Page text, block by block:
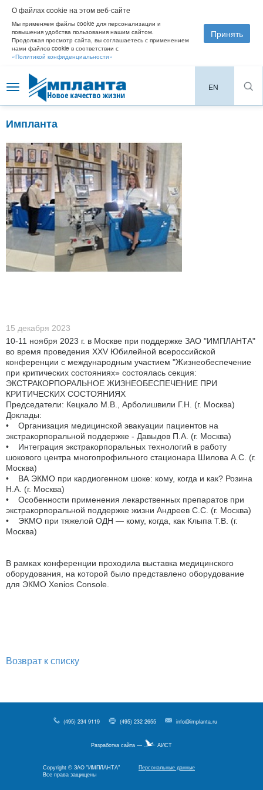
О файлах cookie на этом веб-сайте
Мы применяем файлы cookie для персонализации и
повышения удобства пользования нашим сайтом.
Продолжая просмотр сайта, вы соглашаетесь с применением
нами файлов cookie в соответствии с
«Политикой конфиденциальности»
Принять
Toggle
navigation
EN
Импланта
15 декабря 2023
10-11 ноября 2023 г. в Москве при поддержке ЗАО "ИМПЛАНТА"
во время проведения XXV Юбилейной всероссийской
конференции с международным участием "Жизнеобеспечение
при критических состояниях» состоялась секция:
ЭКСТРАКОРПОРАЛЬНОЕ ЖИЗНЕОБЕСПЕЧЕНИЕ ПРИ
КРИТИЧЕСКИХ СОСТОЯНИЯХ
Председатели: Кецкало М.В., Арболишвили Г.Н. (г. Москва)
Доклады:
• Организация медицинской эвакуации пациентов на
экстракорпоральной поддержке - Давыдов П.А. (г. Москва)
• Интеграция экстракорпоральных технологий в работу
шокового центра многопрофильного стационара Шилова А.С. (г.
Москва)
• ВА ЭКМО при кардиогенном шоке: кому, когда и как? Розина
Н.А. (г. Москва)
• Особенности применения лекарственных препаратов при
экстракорпоральной поддержке жизни Андреев С.С. (г. Москва)
• ЭКМО при тяжелой ОДН — кому, когда, как Клыпа Т.В. (г.
Москва)
В рамках конференции проходила выставка медицинского
оборудования, на которой было представлено оборудование
для ЭКМО Xenios Console.
Возврат к списку
(495) 234 9119 (495) 232 2655 info@implanta.ru
Разработка сайта — АИСТ
Copyright © ЗАО "ИМПЛАНТА"
Все права защищены
Персональные данные